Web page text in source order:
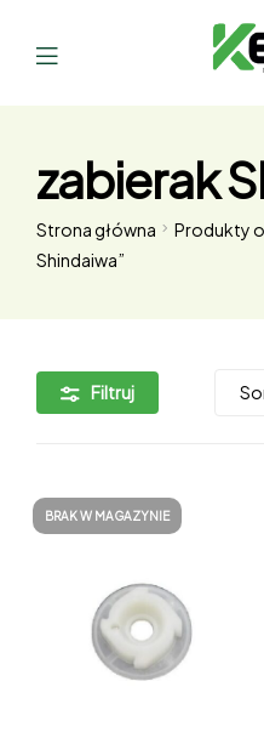
zabierak
Strona główna
Produkty
Shindaiwa”
Filtruj
BRAK W MAGAZYNIE